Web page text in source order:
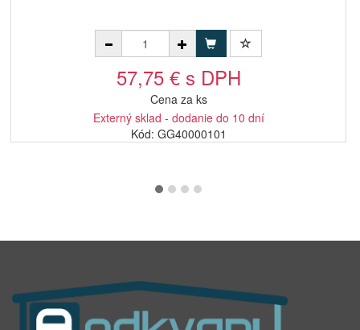
57,75 € s DPH
Cena za ks
Externý sklad - dodanie do 10 dní
Kód: GG40000101